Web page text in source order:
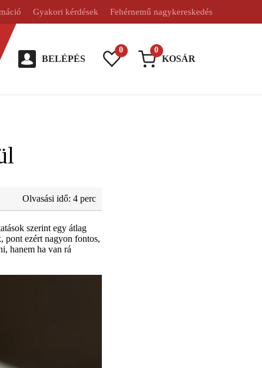
Gyakori kérdések Fehérnemű nagykereskedés
BELÉPÉS
0 0
KOSÁR
Olvasási idő: 4 perc
szerint egy átlag
pont ezért nagyon fontos,
hanem ha van rá